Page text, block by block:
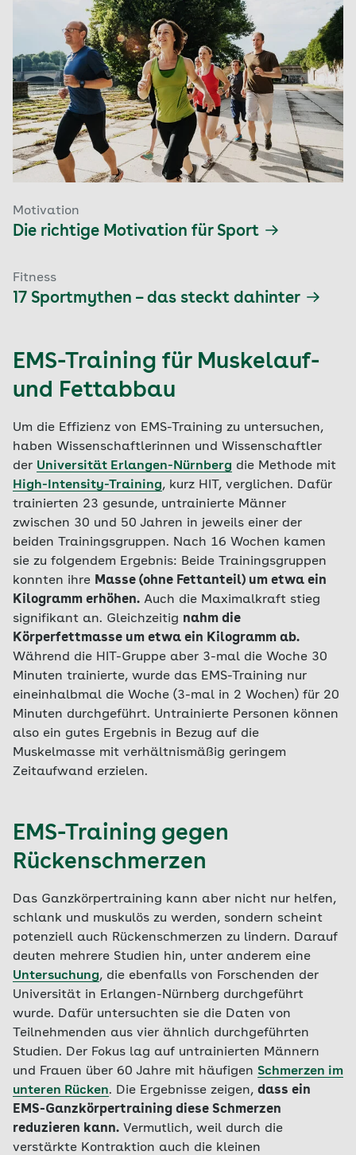
Motivation
Die richtige Motivation für Sport
Fitness
17 Sportmythen – das steckt dahinter
EMS-Training für Muskelauf-
und Fettabbau
Um die Effizienz von EMS-Training zu untersuchen,
haben Wissenschaftlerinnen und Wissenschaftler
der Universität Erlangen-Nürnberg die Methode mit
High-Intensity-Training, kurz HIT, verglichen. Dafür
trainierten 23 gesunde, untrainierte Männer
zwischen 30 und 50 Jahren in jeweils einer der
beiden Trainingsgruppen. Nach 16 Wochen kamen
sie zu folgendem Ergebnis: Beide Trainingsgruppen
konnten ihre Masse (ohne Fettanteil) um etwa ein
Kilogramm erhöhen. Auch die Maximalkraft stieg
signifikant an. Gleichzeitig nahm die
Körperfettmasse um etwa ein Kilogramm ab.
Während die HIT-Gruppe aber 3-mal die Woche 30
Minuten trainierte, wurde das EMS-Training nur
eineinhalbmal die Woche (3-mal in 2 Wochen) für 20
Minuten durchgeführt. Untrainierte Personen können
also ein gutes Ergebnis in Bezug auf die
Muskelmasse mit verhältnismäßig geringem
Zeitaufwand erzielen.
EMS-Training gegen
Rückenschmerzen
Das Ganzkörpertraining kann aber nicht nur helfen,
schlank und muskulös zu werden, sondern scheint
potenziell auch Rückenschmerzen zu lindern. Darauf
deuten mehrere Studien hin, unter anderem eine
Untersuchung, die ebenfalls von Forschenden der
Universität in Erlangen-Nürnberg durchgeführt
wurde. Dafür untersuchten sie die Daten von
Teilnehmenden aus vier ähnlich durchgeführten
Studien. Der Fokus lag auf untrainierten Männern
und Frauen über 60 Jahre mit häufigen Schmerzen im
unteren Rücken. Die Ergebnisse zeigen, dass ein
EMS-Ganzkörpertraining diese Schmerzen
reduzieren kann. Vermutlich, weil durch die
verstärkte Kontraktion auch die kleinen